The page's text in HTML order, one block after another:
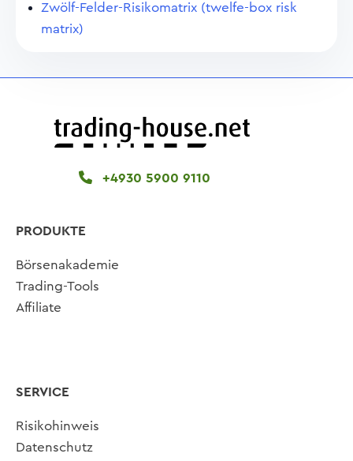
Zwölf-Felder-Risikomatrix (twelfe-box risk
matrix)
+4930 5900 9110
PRODUKTE
Börsenakademie
Trading-Tools
Affiliate
SERVICE
Risikohinweis
Datenschutz